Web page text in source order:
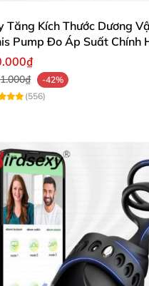
Tăng Kích Thước Dương
Pump Đo Áp Suất Chính
-42%
(556)